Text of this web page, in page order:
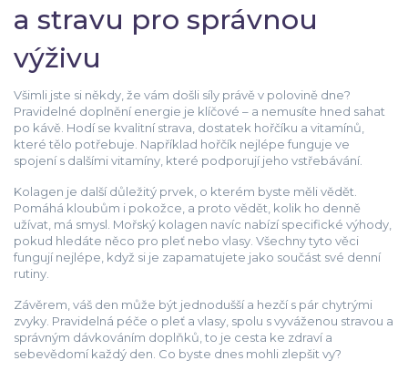
a stravu pro správnou
výživu
Všimli jste si někdy, že vám došli síly právě v polovině dne?
Pravidelné doplnění energie je klíčové – a nemusíte hned sahat
po kávě. Hodí se kvalitní strava, dostatek hořčíku a vitamínů,
které tělo potřebuje. Například hořčík nejlépe funguje ve
spojení s dalšími vitamíny, které podporují jeho vstřebávání.
Kolagen je další důležitý prvek, o kterém byste měli vědět.
Pomáhá kloubům i pokožce, a proto vědět, kolik ho denně
užívat, má smysl. Mořský kolagen navíc nabízí specifické výhody,
pokud hledáte něco pro pleť nebo vlasy. Všechny tyto věci
fungují nejlépe, když si je zapamatujete jako součást své denní
rutiny.
Závěrem, váš den může být jednodušší a hezčí s pár chytrými
zvyky. Pravidelná péče o pleť a vlasy, spolu s vyváženou stravou a
správným dávkováním doplňků, to je cesta ke zdraví a
sebevědomí každý den. Co byste dnes mohli zlepšit vy?